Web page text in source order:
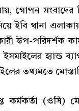
গোপন
নিয়ে ইবি থানা
উপ-পরিদর্শক
হ্যান্ড
তথ্যমতে
কর্মকর্তা (ওসি)